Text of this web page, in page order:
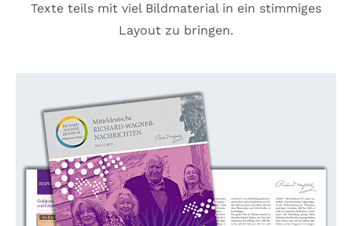
Texte teils mit viel Bildmaterial in ein stimmiges
Layout zu bringen.